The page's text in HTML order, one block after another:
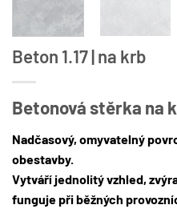
Beton 1.17 | na krb
Betonová stěrka na
Nadčasový, omyvatelný
obestavby.
Vytváří jednolitý vzhled,
funguje při běžných